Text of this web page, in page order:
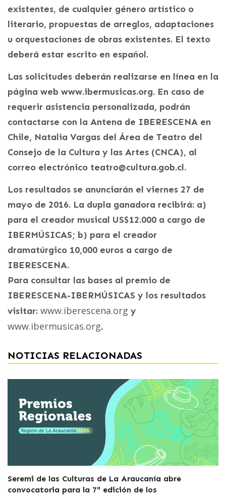
existentes, de cualquier género artístico o
literario, propuestas de arreglos, adaptaciones
u orquestaciones de obras existentes. El texto
deberá estar escrito en español.
Las solicitudes deberán realizarse en línea en la
página web www.ibermusicas.org. En caso de
requerir asistencia personalizada, podrán
contactarse con la Antena de IBERESCENA en
Chile, Natalia Vargas del Área de Teatro del
Consejo de la Cultura y las Artes (CNCA), al
correo electrónico teatro@cultura.gob.cl.
Los resultados se anunciarán el viernes 27 de
mayo de 2016. La dupla ganadora recibirá: a)
para el creador musical US$12.000 a cargo de
IBERMÚSICAS; b) para el creador
dramatúrgico 10,000 euros a cargo de
IBERESCENA.
Para consultar las bases al premio de
IBERESCENA-IBERMÚSICAS y los resultados
visitar: www.iberescena.org y
www.ibermusicas.org.
NOTICIAS RELACIONADAS
Seremi de las Culturas de La Araucanía abre
convocatoria para la 7ª edición de los